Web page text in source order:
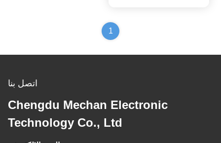
1
اتصل بنا
Chengdu Mechan Electronic
Technology Co., Ltd